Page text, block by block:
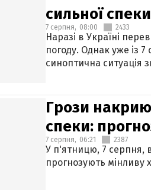
сильної спеки
7 серпня, 08:00 2433
Наразі в Україні
погоду. Однак уже із
синоптична ситуація
Грози
спеки:
7 серпня, 06:21 2387
У п'ятницю, 7 серпня,
прогнозують мінливу